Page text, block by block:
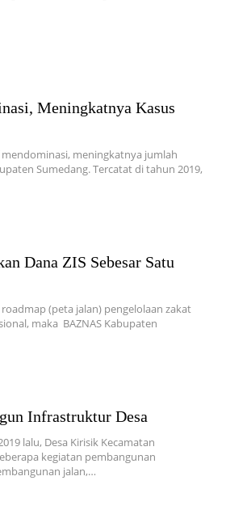
Meningkatnya Kasus
meningkatnya jumlah
Sumedang. Tercatat di tahun 2019,
Dana ZIS Sebesar Satu
(peta jalan) pengelolaan zakat
maka BAZNAS Kabupaten
Infrastruktur Desa
lalu, Desa Kirisik Kecamatan
kegiatan pembangunan
jalan,…